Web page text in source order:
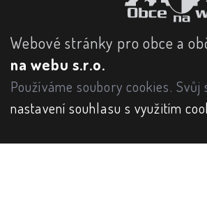
Webové stránky pro obce a
na webu s.r.o.
Používáme soubory cookies.
nastavení souhlasu s využitím